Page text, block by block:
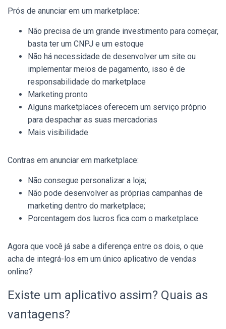
Prós de anunciar em um marketplace:
Não precisa de um grande investimento para começar,
basta ter um CNPJ e um estoque
Não há necessidade de desenvolver um site ou
implementar meios de pagamento, isso é de
responsabilidade do marketplace
Marketing pronto
Alguns marketplaces oferecem um serviço próprio
para despachar as suas mercadorias
Mais visibilidade
Contras em anunciar em marketplace:
Não consegue personalizar a loja;
Não pode desenvolver as próprias campanhas de
marketing dentro do marketplace;
Porcentagem dos lucros fica com o marketplace.
Agora que você já sabe a diferença entre os dois, o que
acha de integrá-los em um único aplicativo de vendas
online?
Existe um aplicativo assim? Quais as
vantagens?